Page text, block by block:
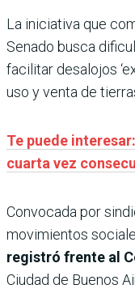
La iniciativa que
Senado busca
facilitar desalojos
uso y venta de
Te puede
cuarta vez
Convocada por
movimientos
registró frente al
Ciudad de Buenos